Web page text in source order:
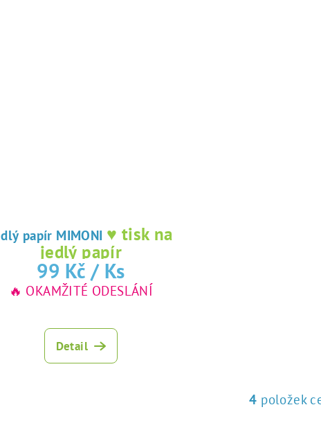
Jedlý papír MIMONI ♥ tisk na
jedlý papír
99 Kč / Ks
🔥 OKAMŽITÉ ODESLÁNÍ
Detail
O
4 položek